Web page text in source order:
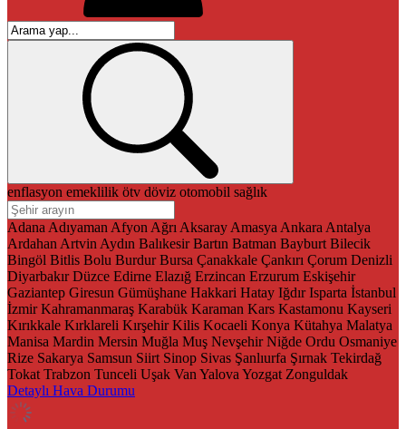
enflasyon emeklilik ötv döviz otomobil sağlık
Adana Adıyaman Afyon Ağrı Aksaray Amasya Ankara Antalya
Ardahan Artvin Aydın Balıkesir Bartın Batman Bayburt Bilecik
Bingöl Bitlis Bolu Burdur Bursa Çanakkale Çankırı Çorum Denizli
Diyarbakır Düzce Edirne Elazığ Erzincan Erzurum Eskişehir
Gaziantep Giresun Gümüşhane Hakkari Hatay Iğdır Isparta İstanbul
İzmir Kahramanmaraş Karabük Karaman Kars Kastamonu Kayseri
Kırıkkale Kırklareli Kırşehir Kilis Kocaeli Konya Kütahya Malatya
Manisa Mardin Mersin Muğla Muş Nevşehir Niğde Ordu Osmaniye
Rize Sakarya Samsun Siirt Sinop Sivas Şanlıurfa Şırnak Tekirdağ
Tokat Trabzon Tunceli Uşak Van Yalova Yozgat Zonguldak
Detaylı Hava Durumu